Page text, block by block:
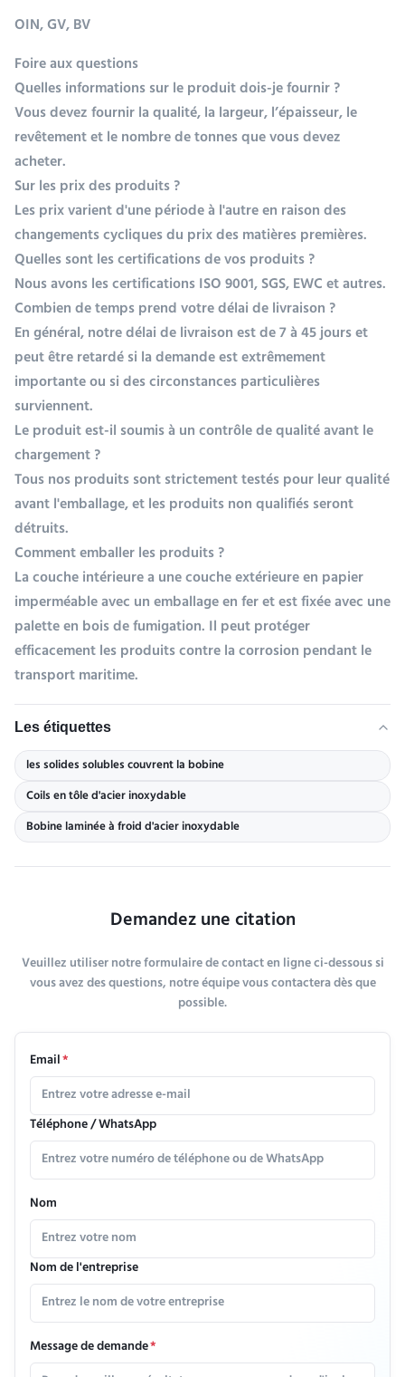
OIN, GV, BV
Foire aux questions
Quelles informations sur le produit dois-je fournir ?
Vous devez fournir la qualité, la largeur, l’épaisseur, le
revêtement et le nombre de tonnes que vous devez
acheter.
Sur les prix des produits ?
Les prix varient d'une période à l'autre en raison des
changements cycliques du prix des matières premières.
Quelles sont les certifications de vos produits ?
Nous avons les certifications ISO 9001, SGS, EWC et autres.
Combien de temps prend votre délai de livraison ?
En général, notre délai de livraison est de 7 à 45 jours et
peut être retardé si la demande est extrêmement
importante ou si des circonstances particulières
surviennent.
Le produit est-il soumis à un contrôle de qualité avant le
chargement ?
Tous nos produits sont strictement testés pour leur qualité
avant l'emballage, et les produits non qualifiés seront
détruits.
Comment emballer les produits ?
La couche intérieure a une couche extérieure en papier
imperméable avec un emballage en fer et est fixée avec une
palette en bois de fumigation. Il peut protéger
efficacement les produits contre la corrosion pendant le
transport maritime.
Les étiquettes
les solides solubles couvrent la bobine
Coils en tôle d'acier inoxydable
Bobine laminée à froid d'acier inoxydable
Demandez une citation
Veuillez utiliser notre formulaire de contact en ligne ci-dessous si
vous avez des questions, notre équipe vous contactera dès que
possible.
Email*
Téléphone / WhatsApp
Nom
Nom de l'entreprise
Message de demande*